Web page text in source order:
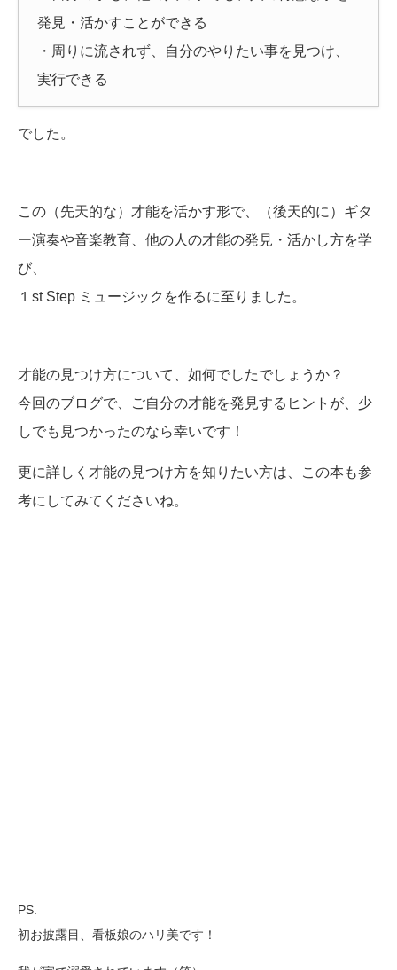
発見・活かすことができる
・周りに流されず、自分のやりたい事を見つけ、
実行できる
でした。
この（先天的な）才能を活かす形で、（後天的に）ギタ
ー演奏や音楽教育、他の人の才能の発見・活かし方を学
び、
１st Step ミュージックを作るに至りました。
才能の見つけ方について、如何でしたでしょうか？
今回のブログで、ご自分の才能を発見するヒントが、少
しでも見つかったのなら幸いです！
更に詳しく才能の見つけ方を知りたい方は、この本も参
考にしてみてくださいね。
PS.
初お披露目、看板娘のハリ美です！